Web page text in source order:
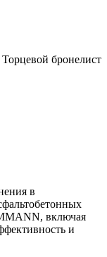
бронелист
в
включая
и